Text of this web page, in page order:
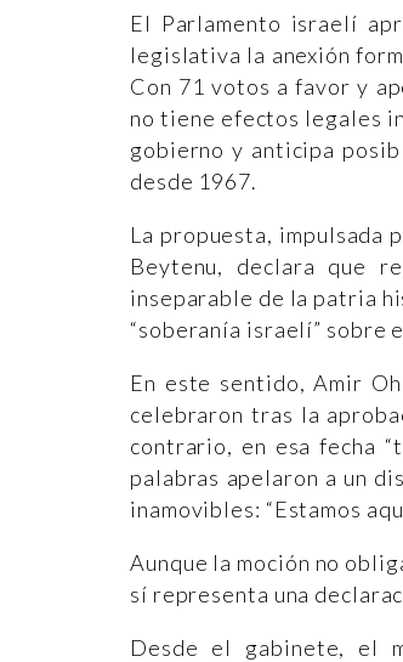
El Parlamento israelí
legislativa la anexión
Con 71 votos a favor y
no tiene efectos legales
gobierno y anticipa
desde 1967.
La propuesta, impulsada
Beytenu, declara que
inseparable de la patria
“soberanía israelí” sobre
En este sentido, Amir
celebraron tras la
contrario, en esa fecha
palabras apelaron a un
inamovibles: “Estamos
Aunque la moción no
sí representa una
Desde el gabinete, el